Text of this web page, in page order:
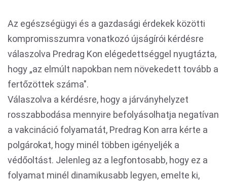
Az egészségügyi és a gazdasági érdekek közötti
kompromisszumra vonatkozó újságírói kérdésre
válaszolva Predrag Kon elégedettséggel nyugtázta,
hogy „az elmúlt napokban nem növekedett tovább a
fertőzöttek száma".
Válaszolva a kérdésre, hogy a járványhelyzet
rosszabbodása mennyire befolyásolhatja negatívan
a vakcináció folyamatát, Predrag Kon arra kérte a
polgárokat, hogy minél többen igényeljék a
védőoltást. Jelenleg az a legfontosabb, hogy ez a
folyamat minél dinamikusabb legyen, emelte ki,